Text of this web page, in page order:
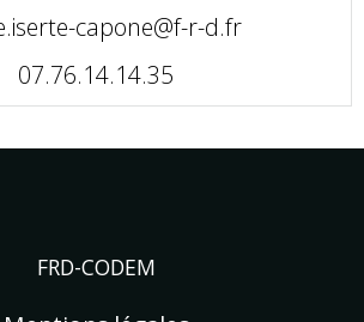
capone@f-r-d.fr
07.76.14.14.35
FRD-CODEM